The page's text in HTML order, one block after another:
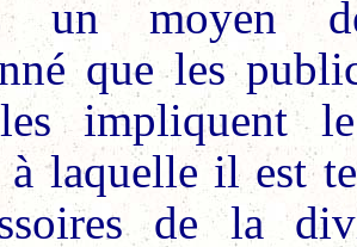
un moyen
que les
impliquent
à laquelle il est
de la